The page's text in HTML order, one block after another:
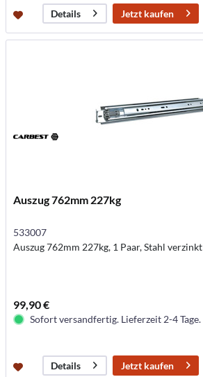
Details Jetzt kaufen
Auszug 762mm 227kg
533007
Auszug 762mm 227kg, 1 Paar, Stahl verzinkt
99,90 €
Sofort versandfertig. Lieferzeit 2-4 Tage.
Details Jetzt kaufen